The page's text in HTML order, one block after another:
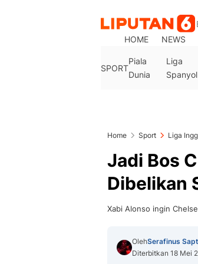
HOME
NEWS
SPORT
Piala
Dunia
Liga
Spanyol
Home Sport Liga
Jadi Bos
Dibelikan
Xabi Alonso ingin
OlehSerafinus
Diterbitkan 18 Mei